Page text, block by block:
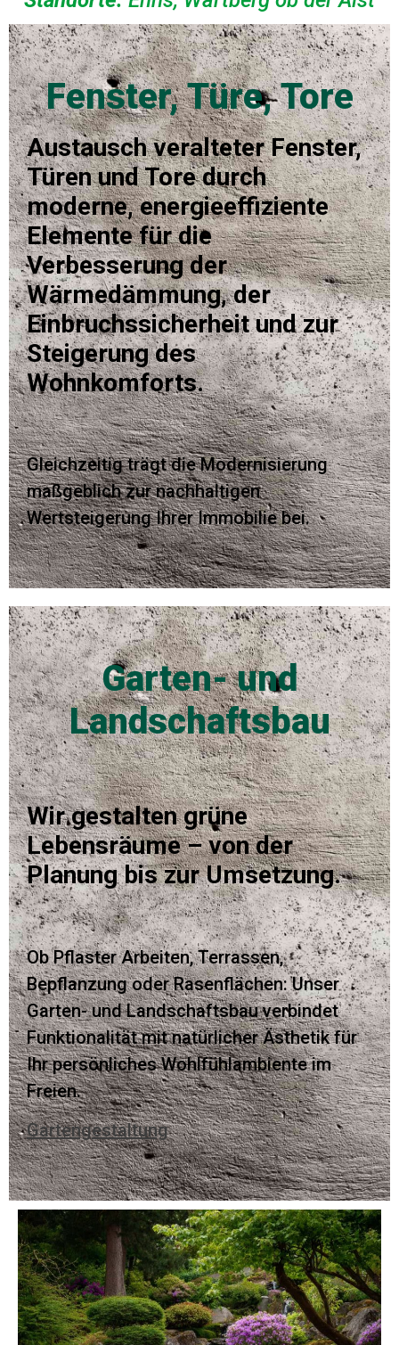
Fenster, Türe, Tore
Austausch veralteter Fenster,
Türen und Tore durch
moderne, energieeffiziente
Elemente für die
Verbesserung der
Wärmedämmung, der
Einbruchssicherheit und zur
Steigerung des
Wohnkomforts.
Gleichzeitig trägt die Modernisierung
maßgeblich zur nachhaltigen
Wertsteigerung Ihrer Immobilie bei.
Garten- und
Landschaftsbau
Wir gestalten grüne
Lebensräume – von der
Planung bis zur Umsetzung.
Ob Pflaster Arbeiten, Terrassen,
Bepflanzung oder Rasenflächen: Unser
Garten- und Landschaftsbau verbindet
Funktionalität mit natürlicher Ästhetik für
Ihr persönliches Wohlfühlambiente im
Freien.
Gartengestaltung